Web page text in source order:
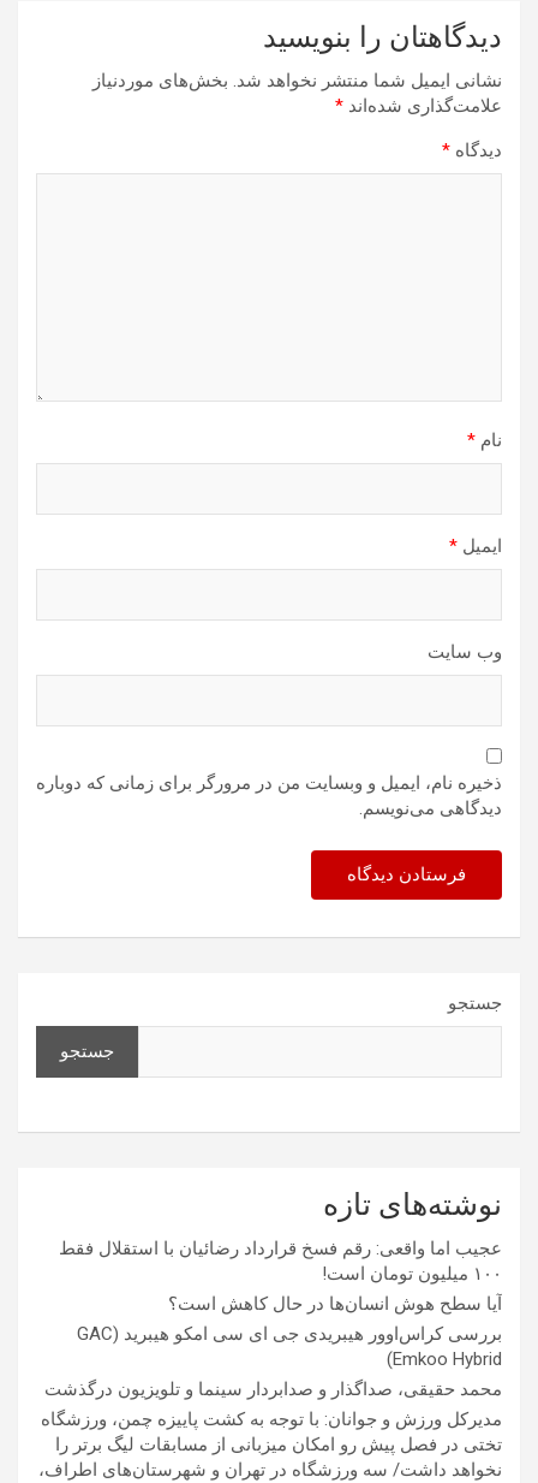
دیدگاهتان را بنویسید
نشانی ایمیل شما منتشر نخواهد شد. بخش‌های موردنیاز
علامت‌گذاری شده‌اند *
دیدگاه *
نام *
ایمیل *
وب‌ سایت
ذخیره نام، ایمیل و وبسایت من در مرورگر برای زمانی که دوباره
دیدگاهی می‌نویسم.
جستجو
جستجو
نوشته‌های تازه
عجیب اما واقعی: رقم فسخ قرارداد رضائیان با استقلال فقط
۱۰۰ میلیون تومان است!
آیا سطح هوش انسان‌ها در حال کاهش است؟
بررسی کراس‌اوور هیبریدی جی ای سی امکو هیبرید (GAC
Emkoo Hybrid)
محمد حقیقی، صداگذار و صدابردار سینما و تلویزیون درگذشت
مدیرکل ورزش و جوانان: با توجه به کشت پاییزه چمن، ورزشگاه
تختی در فصل پیش رو امکان میزبانی از مسابقات لیگ برتر را
نخواهد داشت/ سه ورزشگاه در تهران و شهرستان‌های اطراف،